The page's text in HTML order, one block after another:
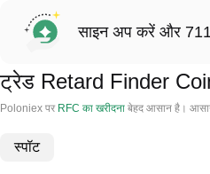
साइन अप करें और 711
ट्रेड Retard Finder
Poloniex पर RFC का खरीदना बेहद आसान है।
स्पॉट